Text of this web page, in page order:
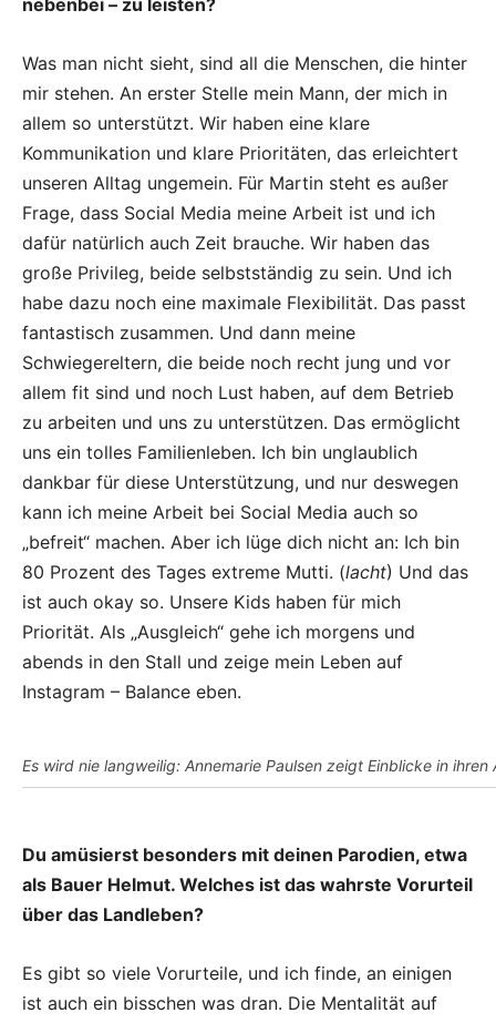
nebenbei – zu leisten?
Was man nicht sieht, sind all die Menschen, die hinter
mir stehen. An erster Stelle mein Mann, der mich in
allem so unterstützt. Wir haben eine klare
Kommunikation und klare Prioritäten, das erleichtert
unseren Alltag ungemein. Für Martin steht es außer
Frage, dass Social Media meine Arbeit ist und ich
dafür natürlich auch Zeit brauche. Wir haben das
große Privileg, beide selbstständig zu sein. Und ich
habe dazu noch eine maximale Flexibilität. Das passt
fantastisch zusammen. Und dann meine
Schwiegereltern, die beide noch recht jung und vor
allem fit sind und noch Lust haben, auf dem Betrieb
zu arbeiten und uns zu unterstützen. Das ermöglicht
uns ein tolles Familienleben. Ich bin unglaublich
dankbar für diese Unterstützung, und nur deswegen
kann ich meine Arbeit bei Social Media auch so
„befreit“ machen. Aber ich lüge dich nicht an: Ich bin
80 Prozent des Tages extreme Mutti. (lacht) Und das
ist auch okay so. Unsere Kids haben für mich
Priorität. Als „Ausgleich“ gehe ich morgens und
abends in den Stall und zeige mein Leben auf
Instagram – Balance eben.
Es wird nie langweilig: Annemarie Paulsen zeigt Einblicke in ihren
Du amüsierst besonders mit deinen Parodien, etwa
als Bauer Helmut. Welches ist das wahrste Vorurteil
über das Landleben?
Es gibt so viele Vorurteile, und ich finde, an einigen
ist auch ein bisschen was dran. Die Mentalität auf